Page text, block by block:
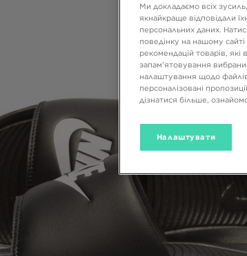
Ми докладаємо всіх
якнайкраще відповідали
персональних даних.
поведінку на нашому
рекомендацій товарів, які
запам’ятовування
налаштування щодо
персоналізовані
дізнатися більше,
Налаштувати